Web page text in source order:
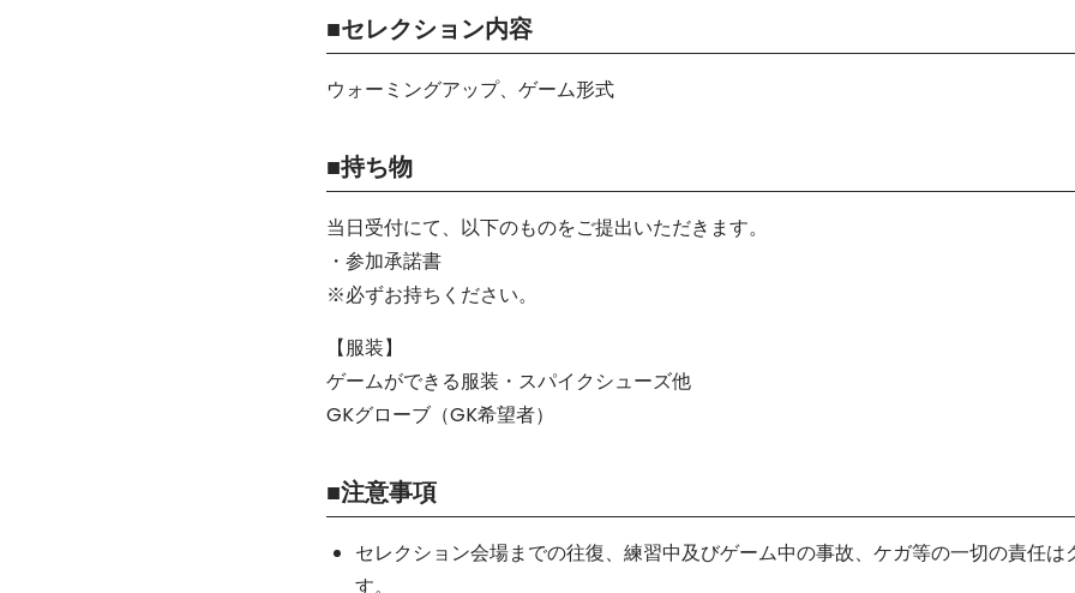
■セレクション内容
ウォーミングアップ、ゲーム形式
■持ち物
当日受付にて、以下のものをご提出いただきます。
・参加承諾書
※必ずお持ちください。
【服装】
ゲームができる服装・スパイクシューズ他
GKグローブ（GK希望者）
■注意事項
セレクション会場までの往復、練習中及びゲーム中の事故、ケガ等の一切の責任は
す。